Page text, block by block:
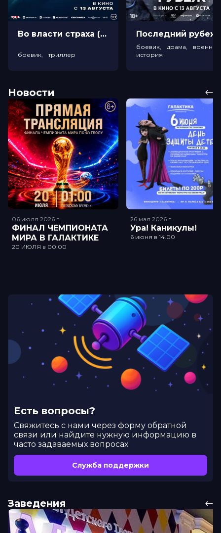
Во власти страха (18+)
боевик, триллер
боевик, драма,
история
Новости
06 июля 2026 г.
ФИНАЛ ЧЕМПИОНАТА
МИРА В ГАЛАКТИКЕ
20 ИЮЛЯ в 00:00
26 мая 2026 г.
Ура! Каникулы!
6 июня в 14.00
Есть вопросы?
Cвяжитесь с нами через форму обратной
связи или найдите нужную информацию в
часто задаваемых вопросах.
Служба поддержки
Заведения